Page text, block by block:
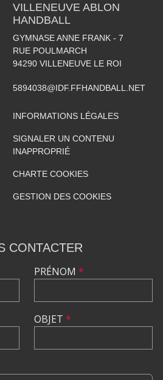
VILLENEUVE ABLON
HANDBALL
GYMNASE ANNE FRANK - 7
RUE POULMARCH
94290 VILLENEUVE LE ROI
5894038@IDF.FFHANDBALL.NET
INFORMATIONS LÉGALES
SIGNALER UN CONTENU
INAPPROPRIÉ
CHARTE COOKIES
GESTION DES COOKIES
CONTACTER
PRÉNOM *
OBJET *